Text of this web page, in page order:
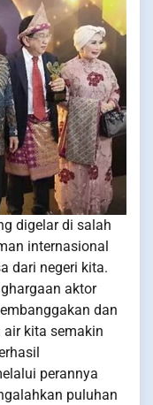
digelar di salah
internasional
dari negeri kita.
aktor
dan
kita semakin
perannya
puluhan